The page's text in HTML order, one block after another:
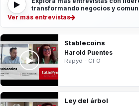
transformando negocios y
Ver más entrevistas
Stablecoins
Harold Puentes
Rapyd - CFO
Ley del árbol